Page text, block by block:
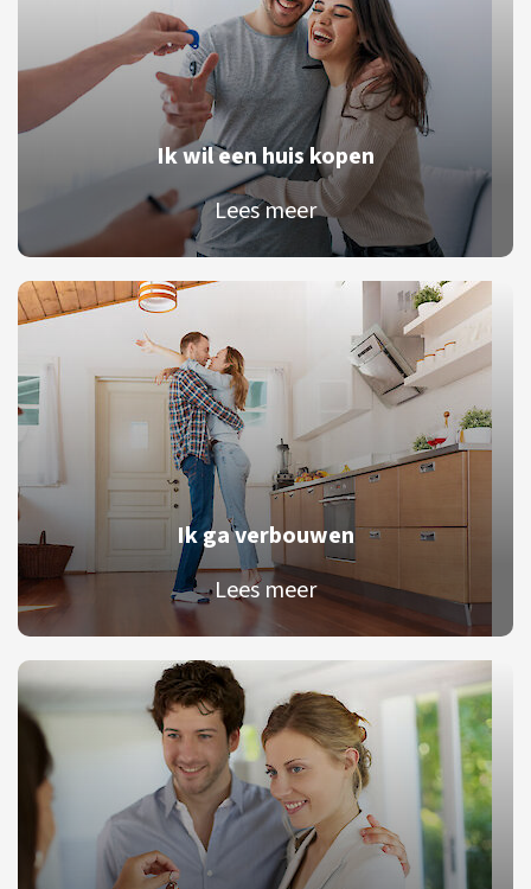
Ik wil een huis kopen
Lees meer
Ik ga verbouwen
Lees meer